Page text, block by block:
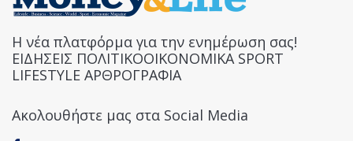
Η νέα πλατφόρμα για την ενημέρωση σας!
ΕΙΔΗΣΕΙΣ ΠΟΛΙΤΙΚΟΟΙΚΟΝΟΜΙΚΑ SPORT
LIFESTYLE ΑΡΘΡΟΓΡΑΦΙΑ
Ακολουθήστε μας στα Social Media